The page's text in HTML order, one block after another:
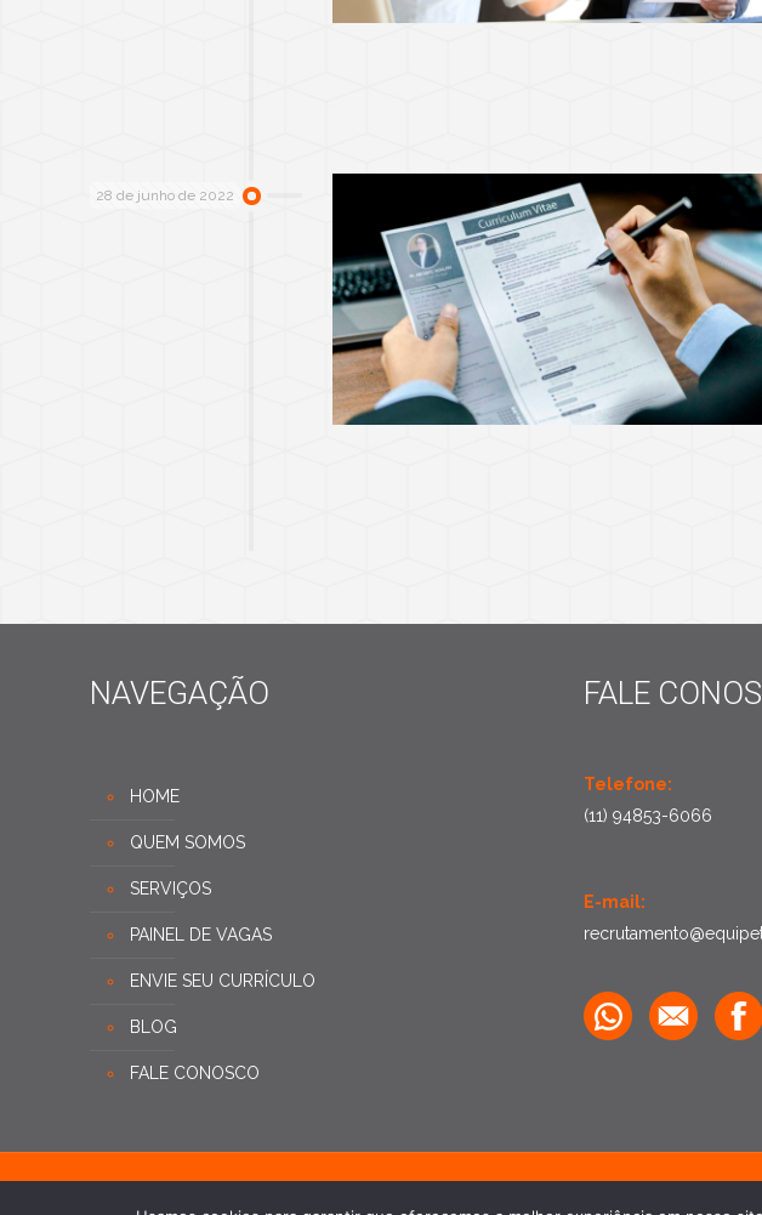
28 de junho de 2022
NAVEGAÇÃO
HOME
QUEM SOMOS
SERVIÇOS
PAINEL DE VAGAS
ENVIE SEU CURRÍCULO
BLOG
FALE CONOSCO
FALE
Telefone:
(11) 94853-6066
E-mail: